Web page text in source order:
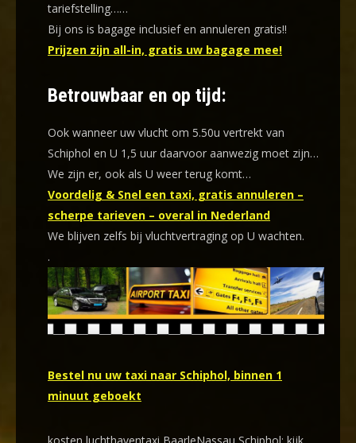
tariefstelling……
Bij ons is bagage inclusief en annuleren gratis!!
Prijzen zijn all-in, gratis uw bagage mee!
Betrouwbaar en op tijd:
Ook wanneer uw vlucht om 5.50u vertrekt van
Schiphol en U 1,5 uur daarvoor aanwezig moet zijn…
We zijn er, ook als U weer terug komt…
Voordelig & Snel een taxi, gratis annuleren –
scherpe tarieven – overal in Nederland
We blijven zelfs bij vluchtvertraging op U wachten.
.
Bestel nu uw taxi naar Schiphol, binnen 1
minuut geboekt